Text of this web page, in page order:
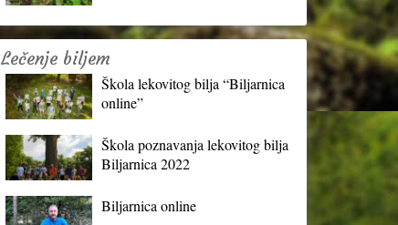
Lečenje biljem
Škola lekovitog bilja “Biljarnica
online”
Škola poznavanja lekovitog bilja
Biljarnica 2022
Biljarnica online